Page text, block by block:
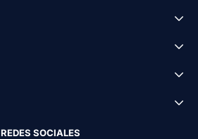
REDES SOCIALES